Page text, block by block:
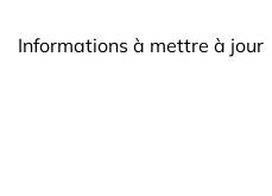
Informations à mettre à jour